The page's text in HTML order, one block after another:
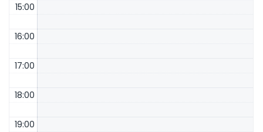
15:00
16:00
17:00
18:00
19:00